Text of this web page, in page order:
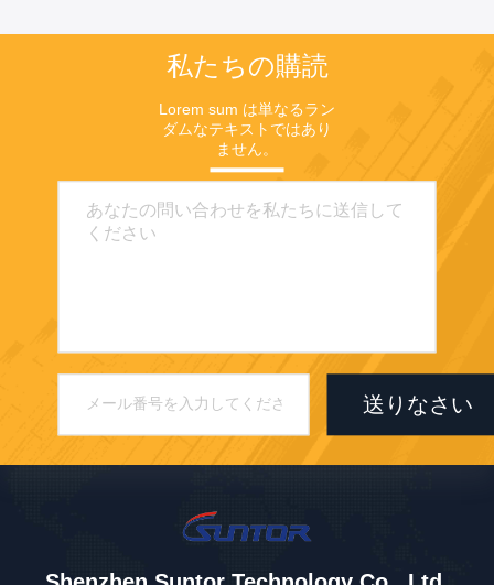
私たちの購読
Lorem sum は単なるラン
ダムなテキストではあり
ません。
送りなさい